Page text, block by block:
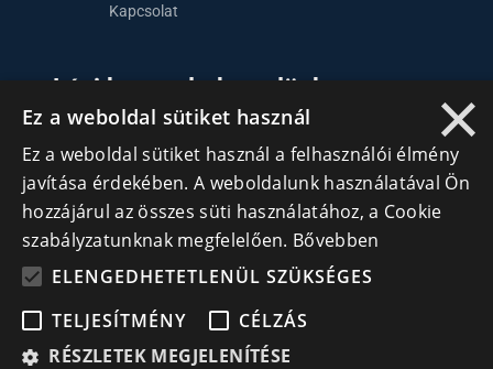
Kapcsolat
Lépj kapcsolatba velünk
Iratkozz fel hírlevelünkre!
×
Ez a weboldal sütiket használ
Ez a weboldal sütiket használ a felhasználói élmény
javítása érdekében. A weboldalunk használatával Ön
hozzájárul az összes süti használatához, a Cookie
szabályzatunknak megfelelően. Bővebben
ELENGEDHETETLENÜL SZÜKSÉGES
TELJESÍTMÉNY
CÉLZÁS
RÉSZLETEK MEGJELENÍTÉSE